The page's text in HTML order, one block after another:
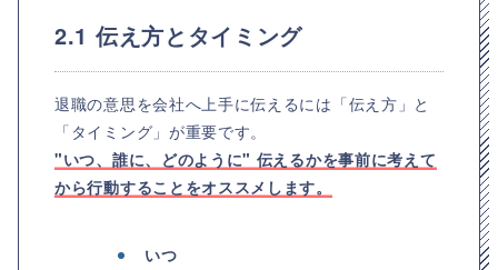
2.1 伝え方とタイミング
退職の意思を会社へ上手に伝えるには「伝え方」と
「タイミング」が重要です。
"いつ、誰に、どのように" 伝えるかを事前に考えて
から行動することをオススメします。
いつ